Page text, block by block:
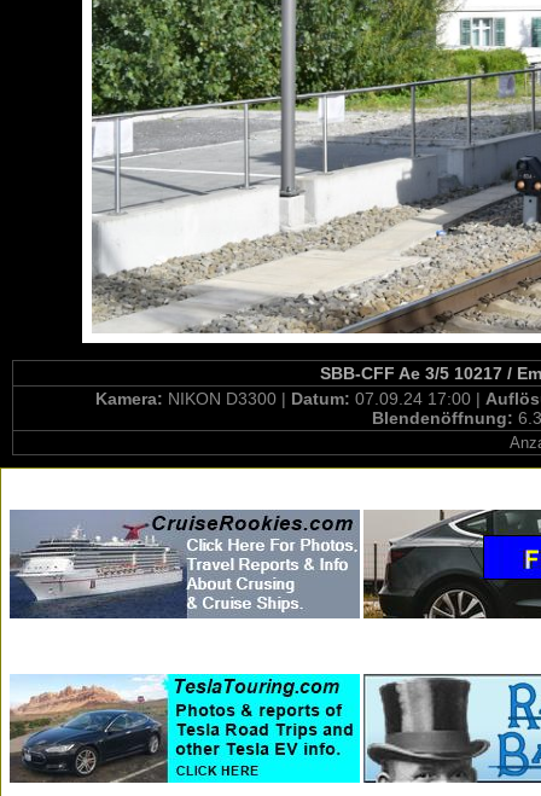
SBB-CFF Ae 3/5 10217 /
Kamera: NIKON D3300 | Datum: 07.09.24 17:00 |
Blendenöffnung: